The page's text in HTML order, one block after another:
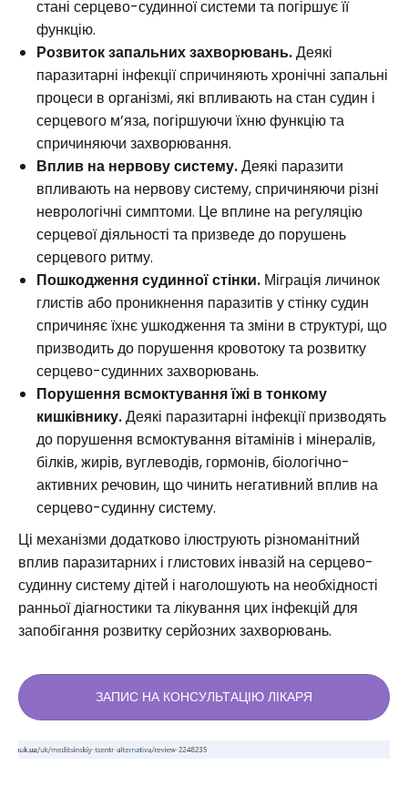
стані серцево-судинної системи та погіршує її
функцію.
Розвиток запальних захворювань.Деякі
паразитарні інфекції спричиняють хронічні запальні
процеси в організмі, які впливають на стан судин і
серцевого м’яза, погіршуючи їхню функцію та
спричиняючи захворювання.
Вплив на нервову систему.Деякі паразити
впливають на нервову систему, спричиняючи різні
неврологічні симптоми. Це вплине на регуляцію
серцевої діяльності та призведе до порушень
серцевого ритму.
Пошкодження судинної стінки. Міграція личинок
глистів або проникнення паразитів у стінку судин
спричиняє їхнє ушкодження та зміни в структурі, що
призводить до порушення кровотоку та розвитку
серцево-судинних захворювань.
Порушення всмоктування їжі в тонкому
кишківнику.Деякі паразитарні інфекції призводять
до порушення всмоктування вітамінів і мінералів,
білків, жирів, вуглеводів, гормонів, біологічно-
активних речовин, що чинить негативний вплив на
серцево-судинну систему.
Ці механізми додатково ілюструють різноманітний
вплив паразитарних і глистових інвазій на серцево-
судинну систему дітей і наголошують на необхідності
ранньої діагностики та лікування цих інфекцій для
запобігання розвитку серйозних захворювань.
ЗАПИС НА КОНСУЛЬТАЦІЮ ЛІКАРЯ